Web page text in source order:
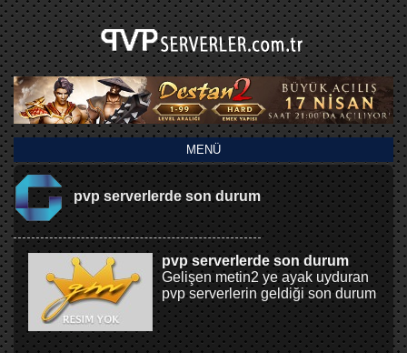
MENÜ
pvp serverlerde son durum
pvp serverlerde son durum
Gelişen metin2 ye ayak uyduran
pvp serverlerin geldiği son durum